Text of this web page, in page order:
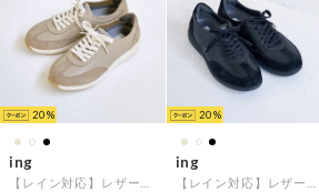
20
ing
20
ing